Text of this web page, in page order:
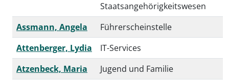
Staatsangehörigkeitswesen
Assmann, Angela
Führerscheinstelle
Attenberger, Lydia
IT-Services
Atzenbeck, Maria
Jugend und Familie